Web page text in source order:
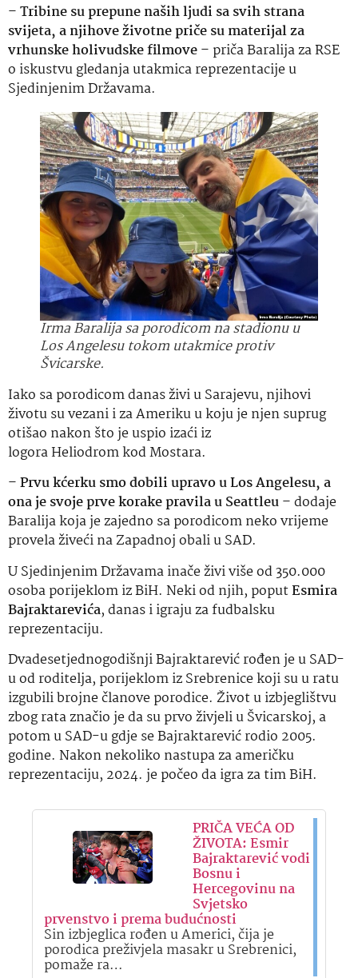
–Tribine su prepune naših ljudi sa svih strana
svijeta, a njihove životne priče su materijal za
vrhunske holivudske filmove– priča Baralija za RSE
o iskustvu gledanja utakmica reprezentacije u
Sjedinjenim Državama.
Irma Baralija sa porodicom na stadionu u
Los Angelesu tokom utakmice protiv
Švicarske.
Iako sa porodicom danas živi u Sarajevu, njihovi
životu su vezani i za Ameriku u koju je njen suprug
otišao nakon što je uspio izaći iz
logora Heliodrom kod Mostara.
–Prvu kćerku smo dobili upravo u Los Angelesu, a
ona je svoje prve korake pravila u Seattleu– dodaje
Baralija koja je zajedno sa porodicom neko vrijeme
provela živeći na Zapadnoj obali u SAD.
U Sjedinjenim Državama inače živi više od 350.000
osoba porijeklom iz BiH. Neki od njih, poputEsmira
Bajraktarevića, danas i igraju za fudbalsku
reprezentaciju.
Dvadesetjednogodišnji Bajraktarević rođen je u SAD-
u od roditelja, porijeklom iz Srebrenice koji su u ratu
izgubili brojne članove porodice. Život u izbjeglištvu
zbog rata značio je da su prvo živjeli u Švicarskoj, a
potom u SAD-u gdje se Bajraktarević rodio 2005.
godine. Nakon nekoliko nastupa za američku
reprezentaciju, 2024. je počeo da igra za tim BiH.
PRIČA VEĆA OD
ŽIVOTA: Esmir
Bajraktarević vodi
Bosnu i
Hercegovinu na
Svjetsko
prvenstvo i prema budućnosti
Sin izbjeglica rođen u Americi, čija je
porodica preživjela masakr u Srebrenici,
pomaže ra…